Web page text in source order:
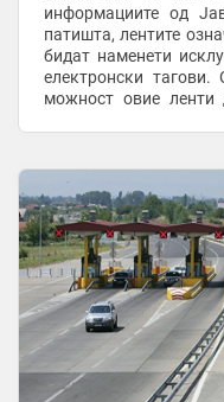
информациите од
патишта, лентите
бидат наменети
електронски
можност овие ленти